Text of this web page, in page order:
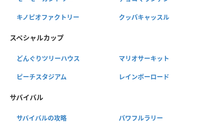
キノピオファクトリー クッパキャッスル
スペシャルカップ
どんぐりツリーハウス マリオサーキット
ピーチスタジアム レインボーロード
サバイバル
サバイバルの攻略 パワフルラリー